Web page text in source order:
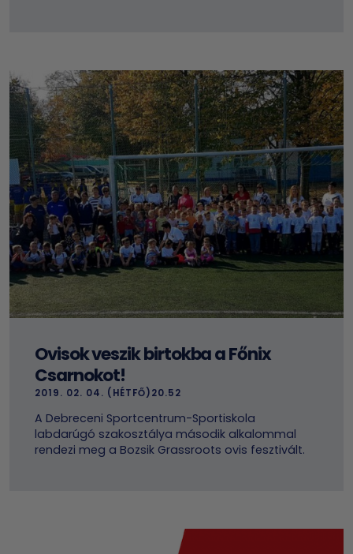
Ovisok veszik birtokba a Főnix
Csarnokot!
2019. 02. 04. (HÉTFŐ)20.52
A Debreceni Sportcentrum-Sportiskola
labdarúgó szakosztálya második alkalommal
rendezi meg a Bozsik Grassroots ovis fesztivált.